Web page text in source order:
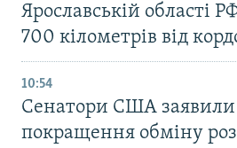
Ярославській області
700 кілометрів від
10:54
Сенатори США заявили
покращення обміну